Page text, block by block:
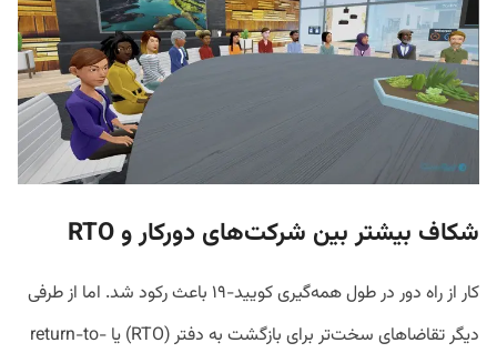
شکاف بیشتر بین شرکت‌های دورکار و RTO
کار از راه دور در طول همه‌گیری کویید-۱۹ باعث رکود شد. اما از طرفی
دیگر تقاضاهای سخت‌تر برای بازگشت به دفتر (RTO) یا return-to-